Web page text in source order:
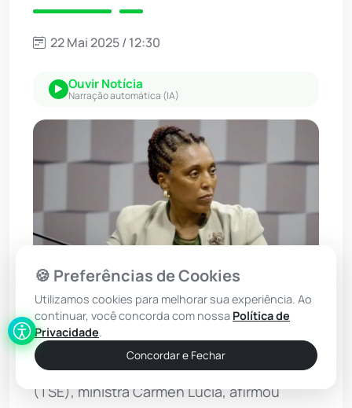
22 Mai 2025 / 12:30
Ouvir Notícia
Narração automática (IA)
Foto: Marcos Oliveira/Agência Senado
A presidente do Tribunal Superior Eleitoral
(TSE), ministra Cármen Lúcia, afirmou
🍪 Preferências de Cookies
Utilizamos cookies para melhorar sua experiência. Ao
continuar, você concorda com nossa Política de
Privacidade.
Concordar e Fechar